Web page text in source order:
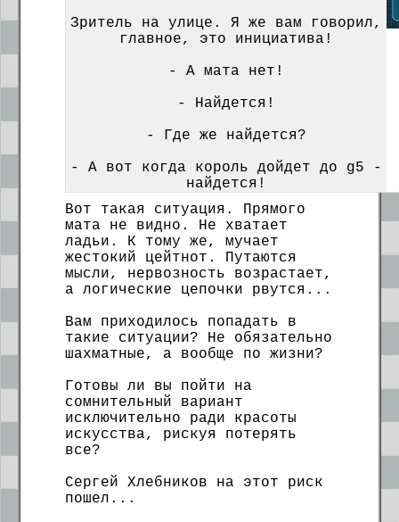
Зритель на улице. Я же вам говорил,
главное, это инициатива!
- А мата нет!
- Найдется!
- Где же найдется?
- А вот когда король дойдет до g5 -
найдется!
Вот такая ситуация. Прямого
мата не видно. Не хватает
ладьи. К тому же, мучает
жестокий цейтнот. Путаются
мысли, нервозность возрастает,
а логические цепочки рвутся...
Вам приходилось попадать в
такие ситуации? Не обязательно
шахматные, а вообще по жизни?
Готовы ли вы пойти на
сомнительный вариант
исключительно ради красоты
искусства, рискуя потерять
все?
Сергей Хлебников на этот риск
пошел...